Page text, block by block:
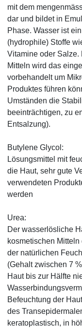
mit dem
dar und bildet in
Phase. Wasser ist
(hydrophile) Stoffe
Vitamine oder Salze.
Mitteln wird das
vorbehandelt um
Produktes führen
Umständen die
beeinträchtigen, zu
Entsalzung).
Butylene Glycol:
Lösungsmittel mit
die Haut, sehr gute
verwendeten
werden
Urea:
Der wasserlösliche
kosmetischen Mitteln
der natürlichen
(Gehalt zwischen 7
Haut bis zur Hälfte
Befeuchtung der
des
keratoplastisch, in